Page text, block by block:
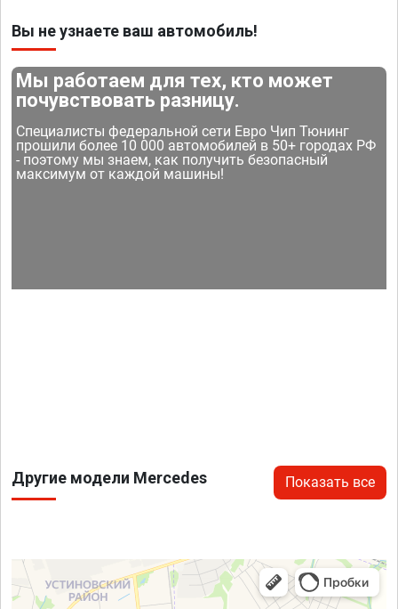
Вы не узнаете ваш автомобиль!
Мы работаем для тех, кто может
почувствовать разницу.
Специалисты федеральной сети Евро Чип Тюнинг
прошили более 10 000 автомобилей в 50+ городах РФ
- поэтому мы знаем, как получить безопасный
максимум от каждой машины!
Другие модели Mercedes Показать все